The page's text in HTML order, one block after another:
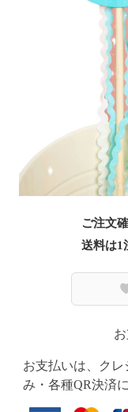
ご注文
送料は1
お支払いは、ク
み・各種QR決済